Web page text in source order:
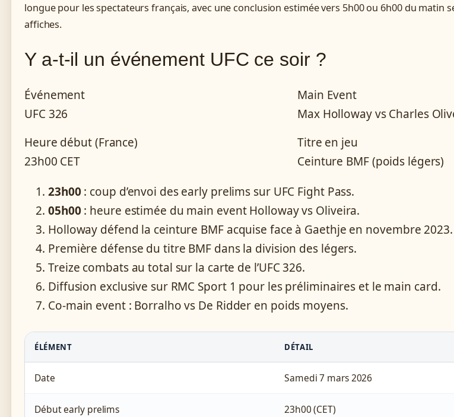
longue pour les spectateurs français, avec une conclusion estimée vers 5h00 ou 6h00 du matin
affiches.
Y a-t-il un événement UFC ce soir ?
Événement
UFC 326
Main Event
Max Holloway vs Charles
Heure début (France)
23h00 CET
Titre en jeu
Ceinture BMF (poids légers)
23h00: coup d’envoi des early prelims sur UFC Fight Pass.
05h00: heure estimée du main event Holloway vs Oliveira.
Holloway défend la ceinture BMF acquise face à Gaethje en novembre 2023.
Première défense du titre BMF dans la division des légers.
Treize combats au total sur la carte de l’UFC 326.
Diffusion exclusive sur RMC Sport 1 pour les préliminaires et le main card.
Co-main event : Borralho vs De Ridder en poids moyens.
ÉLÉMENT DÉTAIL
Date Samedi 7 mars 2026
Début early prelims 23h00 (CET)